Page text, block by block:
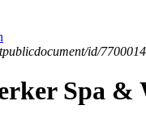
Spa &